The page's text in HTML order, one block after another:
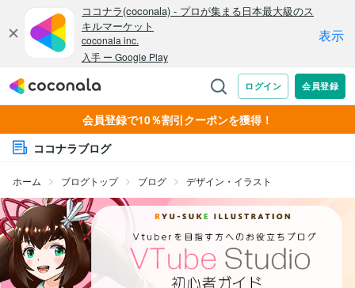
会員登録で10％割引クーポンを獲得！
ココナラブログ
ホーム ブログトップ ブログ デザイン・イラスト